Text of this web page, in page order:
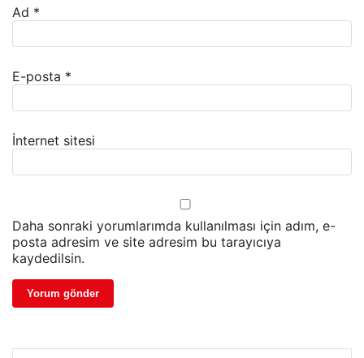
Ad *
E-posta *
İnternet sitesi
Daha sonraki yorumlarımda kullanılması için adım, e-
posta adresim ve site adresim bu tarayıcıya
kaydedilsin.